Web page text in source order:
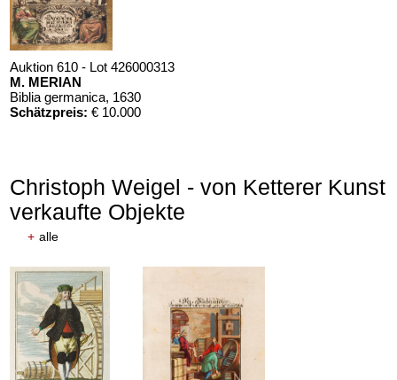
Auktion 610 - Lot 426000313
M. MERIAN
Biblia germanica, 1630
Schätzpreis: € 10.000
Christoph Weigel - von Ketterer Kunst
verkaufte Objekte
+ alle